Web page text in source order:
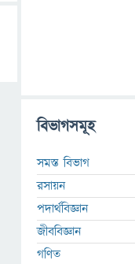
বিভাগসমূহ
সমস্ত বিভাগ
রসায়ন
পদার্থবিজ্ঞান
জীববিজ্ঞান
গণিত